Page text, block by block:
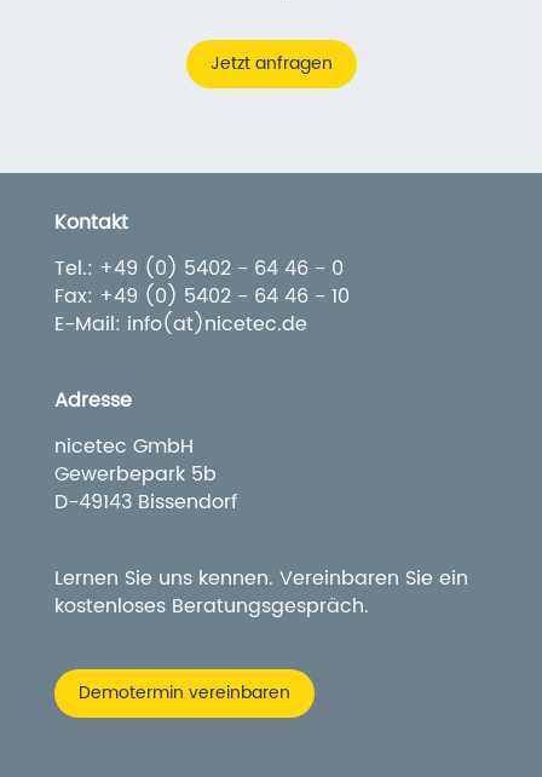
Jetzt anfragen
Kontakt
Tel.: +49 (0) 5402 - 64 46 - 0
Fax: +49 (0) 5402 - 64 46 - 10
E-Mail: info(at)nicetec.de
Adresse
nicetec GmbH
Gewerbepark 5b
D-49143 Bissendorf
Lernen Sie uns kennen. Vereinbaren Sie ein
kostenloses Beratungsgespräch.
Demotermin vereinbaren